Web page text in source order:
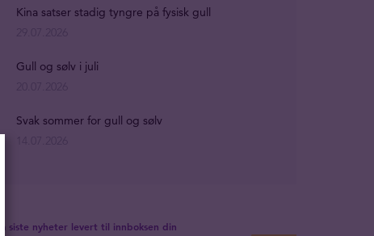
Få siste nyheter levert til innboksen din
Kina satser stadig tyngre på fysisk gull
Gull og sølv i juli
Svak sommer for gull og sølv